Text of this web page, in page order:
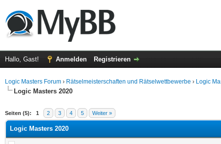
Hallo, Gast! Anmelden Registrieren
Logic Masters Forum › Rätselmeisterschaften und Rätselwettbewerbe › Logic
Logic Masters 2020
Seiten (5): 1 2 3 4 5 Weiter »
Durchschnitt
Logic Masters 2020